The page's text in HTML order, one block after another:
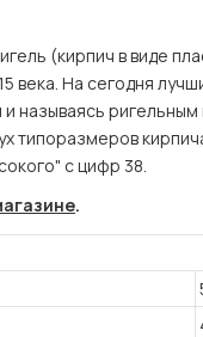
(кирпич в виде
века. На сегодня
называясь
типоразмеров
с цифр 38.
.